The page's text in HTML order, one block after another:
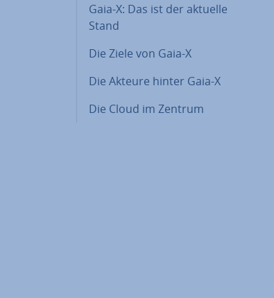
Gaia-X: Das ist der aktuelle
Stand
Die Ziele von Gaia-X
Die Akteure hinter Gaia-X
Die Cloud im Zentrum